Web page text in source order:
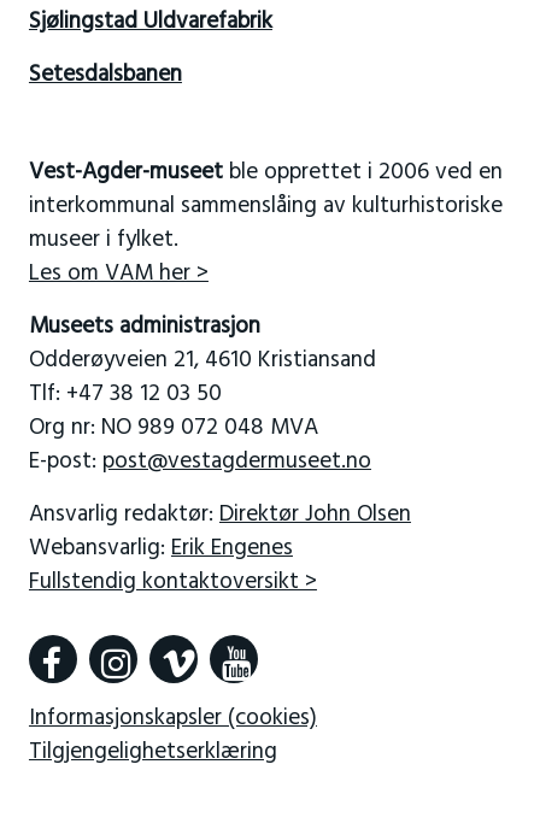
Sjølingstad Uldvarefabrik
Setesdalsbanen
Vest-Agder-museetble opprettet i 2006 ved en
interkommunal sammenslåing av kulturhistoriske
museer i fylket.
Les om VAM her >
Museets administrasjon
Odderøyveien 21, 4610 Kristiansand
Tlf: +47 38 12 03 50
Org nr: NO 989 072 048 MVA
E-post: post@vestagdermuseet.no
Ansvarlig redaktør: Direktør John Olsen
Webansvarlig: Erik Engenes
Fullstendig kontaktoversikt >
Informasjonskapsler (cookies)
Tilgjengelighetserklæring